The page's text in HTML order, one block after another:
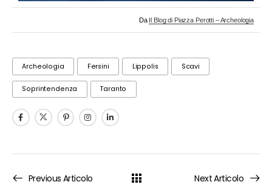
Da Il Blog di Piazza Perotti – Archeologia
Archeologia Fersini Lippolis Scavi
Soprintendenza Taranto
Previous Articolo Next Articolo